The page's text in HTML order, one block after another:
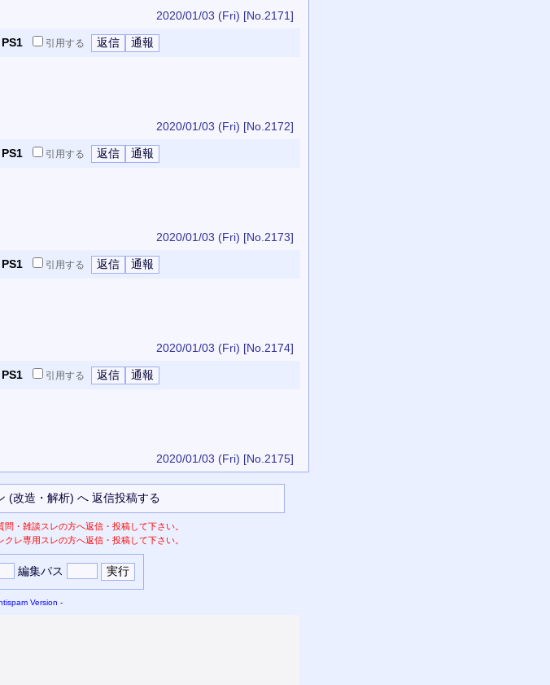
2020/01/03 (Fri) [No.2171]
PS1 引用する
2020/01/03 (Fri) [No.2172]
PS1 引用する
2020/01/03 (Fri) [No.2173]
PS1 引用する
2020/01/03 (Fri) [No.2174]
PS1 引用する
2020/01/03 (Fri) [No.2175]
・雑談スレの方へ返信・投稿して下さい。
レ専用スレの方へ返信・投稿して下さい。
編集パス
Version -